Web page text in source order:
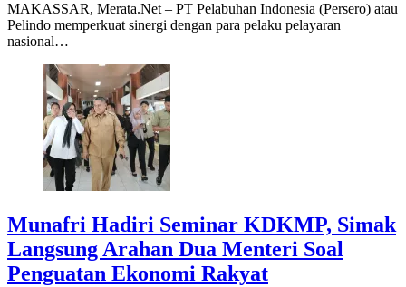
MAKASSAR, Merata.Net – PT Pelabuhan Indonesia (Persero) atau
Pelindo memperkuat sinergi dengan para pelaku pelayaran
nasional…
Munafri Hadiri Seminar KDKMP, Simak
Langsung Arahan Dua Menteri Soal
Penguatan Ekonomi Rakyat